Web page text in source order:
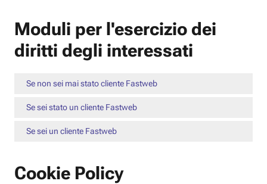
Moduli per l'esercizio dei
diritti degli interessati
Se non sei mai stato cliente Fastweb
Se sei stato un cliente Fastweb
Se sei un cliente Fastweb
Cookie Policy